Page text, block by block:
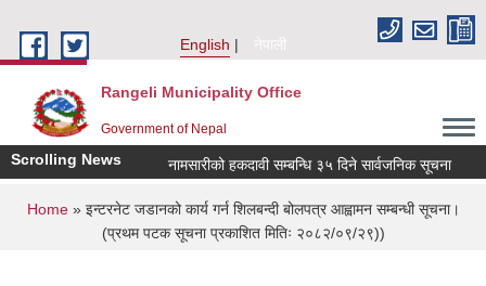
English
नेपाली
Rangeli Municipality Office
Government of Nepal
Scrolling News नामसारीको हकदावी सम्बन्धि ३५ दिने सार्वजनिक सूचना
You are here
Home» इन्टरनेट जडानको कार्य गर्न शिलबन्दी बोलपत्र आह्वामन सम्बन्धी सूचना।
(प्रथम पटक सूचना प्रकाशित मितिः २०८२/०९/२९))